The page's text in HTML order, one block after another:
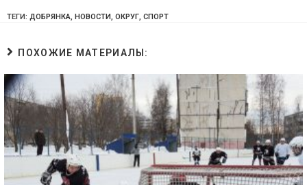
ТЕГИ: ДОБРЯНКА, НОВОСТИ, ОКРУГ, СПОРТ
ПОХОЖИЕ МАТЕРИАЛЫ: